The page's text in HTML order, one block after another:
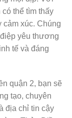
thể tìm thấy
cảm xúc. Chúng
yêu thương
tế và đáng
quận 2, bạn sẽ
tạo, chuyên
địa chỉ tin cậy